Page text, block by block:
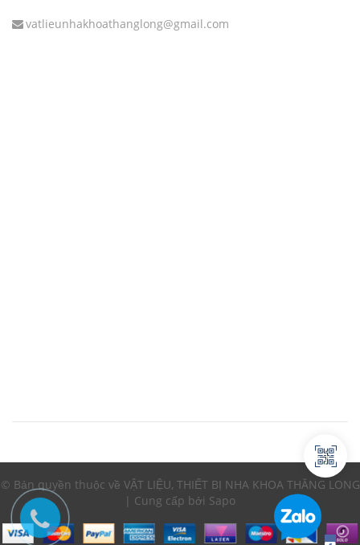
vatlieunhakhoathanglong@gmail.com
© Bản quyền thuộc về VẬT LIỆU, THIẾT BỊ NHA KHOA THĂNG LONG
| Cung cấp bởi Sapo